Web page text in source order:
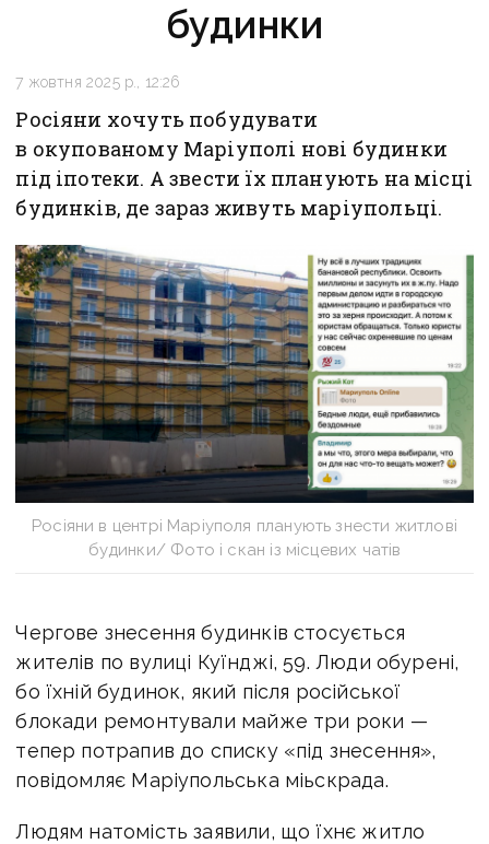
будинки
7 жовтня 2025 р., 12:26
Росіяни хочуть побудувати
в окупованому Маріуполі нові будинки
під іпотеки. А звести їх планують на місці
будинків, де зараз живуть маріупольці.
Росіяни в центрі Маріуполя планують знести житлові
будинки/ Фото і скан із місцевих чатів
Чергове знесення будинків стосується
жителів по вулиці Куїнджі, 59. Люди обурені,
бо їхній будинок, який після російської
блокади ремонтували майже три роки —
тепер потрапив до списку «під знесення»,
повідомляє Маріупольська міьскрада.
Людям натомість заявили, що їхнє житло